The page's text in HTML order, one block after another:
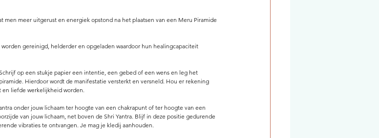
men meer uitgerust en energiek opstond na het plaatsen van een Meru Piramide
gereinigd, helderder en opgeladen waardoor hun healingcapaciteit
op een stukje papier een intentie, een gebed of een wens en leg het
Hierdoor wordt de manifestatie versterkt en versneld. Hou er rekening
liefde werkelijkheid worden.
onder jouw lichaam ter hoogte van een chakrapunt of ter hoogte van een
van jouw lichaam, net boven de Shri Yantra. Blijf in deze positie gedurende
vibraties te ontvangen. Je mag je kledij aanhouden.